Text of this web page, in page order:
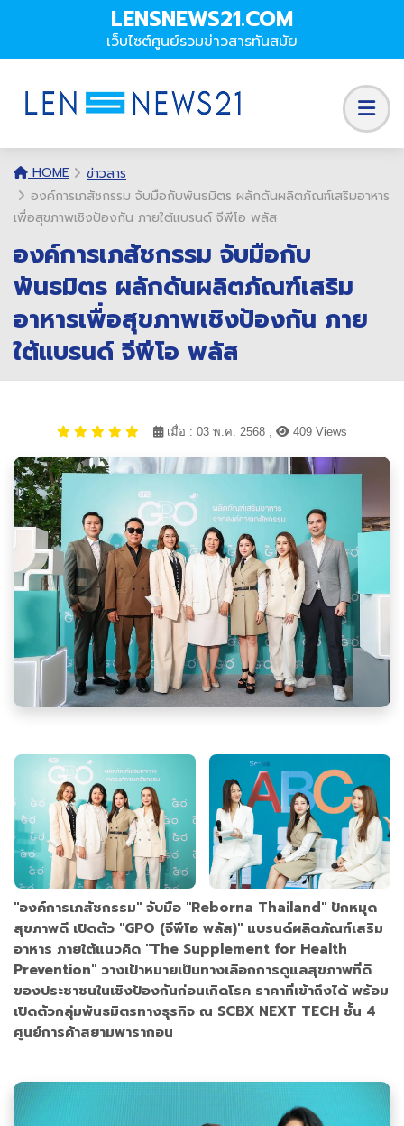
LENSNEWS21.COM
เว็บไซต์ศูนย์รวมข่าวสารทันสมัย
HOME
ข่าวสาร
องค์การเภสัชกรรม จับมือกับพันธมิตร ผลักดันผลิตภัณฑ์เสริมอาหาร
เพื่อสุขภาพเชิงป้องกัน ภายใต้แบรนด์ จีพีโอ พลัส
องค์การเภสัชกรรม จับมือกับ
พันธมิตร ผลักดันผลิตภัณฑ์เสริม
อาหารเพื่อสุขภาพเชิงป้องกัน ภาย
ใต้แบรนด์ จีพีโอ พลัส
เมื่อ : 03 พ.ค. 2568 , 409 Views
"องค์การเภสัชกรรม" จับมือ "Reborna Thailand" ปักหมุด
สุขภาพดี เปิดตัว "GPO (จีพีโอ พลัส)" แบรนด์ผลิตภัณฑ์เสริม
อาหาร ภายใต้แนวคิด "The Supplement for Health
Prevention" วางเป้าหมายเป็นทางเลือกการดูแลสุขภาพที่ดี
ของประชาชนในเชิงป้องกันก่อนเกิดโรค ราคาที่เข้าถึงได้ พร้อม
เปิดตัวกลุ่มพันธมิตรทางธุรกิจ ณ SCBX NEXT TECH ชั้น 4
ศูนย์การค้าสยามพารากอน